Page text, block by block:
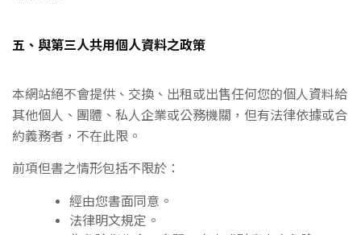
五、與第三人共用個人資料之政策
本網站絕不會提供、交換、出租或出售任何您的個人資料給
其他個人、團體、私人企業或公務機關，但有法律依據或合
約義務者，不在此限。
前項但書之情形包括不限於：
經由您書面同意。
法律明文規定。